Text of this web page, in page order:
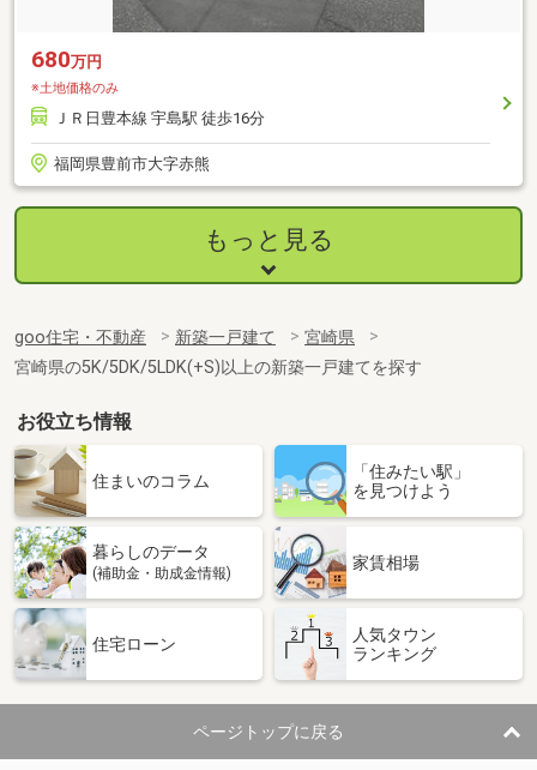
680万円
※土地価格のみ
ＪＲ日豊本線 宇島駅 徒歩16分
福岡県豊前市大字赤熊
もっと見る
goo住宅・不動産 新築一戸建て
宮崎県
宮崎県の5K/5DK/5LDK(+S)以上の新築一戸建てを探す
お役立ち情報
住まいのコラム
「住みたい駅」
を見つけよう
暮らしのデータ
(補助金・助成金情報)
家賃相場
住宅ローン
人気タウン
ランキング
ページトップに戻る